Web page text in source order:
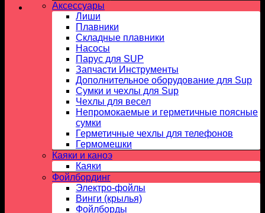
Аксессуары
Лиши
Плавники
Складные плавники
Насосы
Парус для SUP
Запчасти Инструменты
Дополнительное оборудование для Sup
Сумки и чехлы для Sup
Чехлы для весел
Непромокаемые и герметичные поясные
сумки
Герметичные чехлы для телефонов
Гермомешки
Каяки и каноэ
Каяки
Фойлбординг
Электро-фойлы
Винги (крылья)
Фойлборды